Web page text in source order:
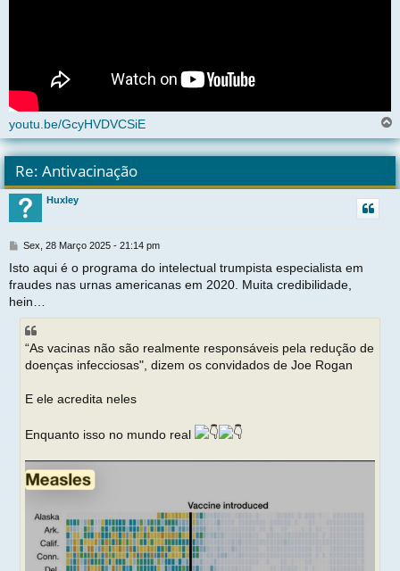
youtu.be/GcyHVDVCSiE
o
t
r
Re: Antivacinação
Huxley
M
n
s
a
m
Sex, 28 Março 2025 - 21:14 pm
Isto aqui é o programa do intelectual trumpista especialista em
fraudes nas urnas americanas em 2020. Muita credibilidade,
hein…
“As vacinas não são realmente responsáveis ​​pela redução de
doenças infecciosas", dizem os convidados de Joe Rogan
E ele acredita neles
Enquanto isso no mundo real